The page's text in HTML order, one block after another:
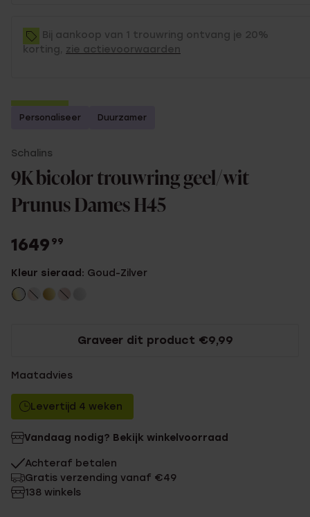
Bij aankoop van 1 trouwring ontvang je 20%
korting, zie actievoorwaarden
2e gratis
Personaliseer Duurzamer
Schalins
9K bicolor trouwring geel/wit
Prunus Dames H45
1649 99
Kleur sieraad: Goud-Zilver
Graveer dit product €9,99
Maatadvies
Levertijd 4 weken
Vandaag nodig? Bekijk winkelvoorraad
Achteraf betalen
Gratis verzending vanaf €49
138 winkels